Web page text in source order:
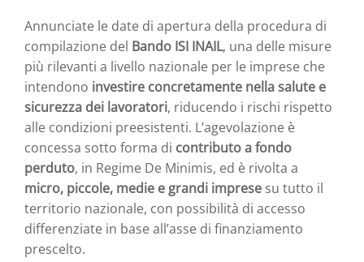
Annunciate le date di apertura della procedura di
compilazione del Bando ISI INAIL, una delle misure
più rilevanti a livello nazionale per le imprese che
intendono investire concretamente nella salute e
sicurezza dei lavoratori, riducendo i rischi rispetto
alle condizioni preesistenti. L’agevolazione è
concessa sotto forma di contributo a fondo
perduto, in Regime De Minimis, ed è rivolta a
micro, piccole, medie e grandi imprese su tutto il
territorio nazionale, con possibilità di accesso
differenziate in base all’asse di finanziamento
prescelto.